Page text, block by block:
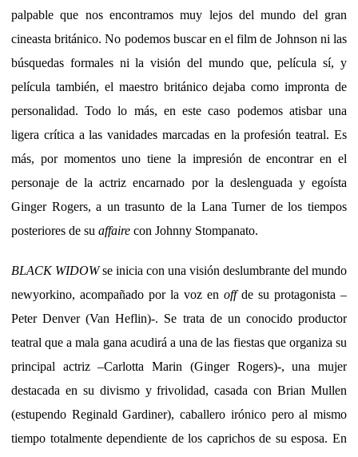
palpable que nos encontramos muy lejos del mundo del gran
cineasta británico. No podemos buscar en el film de Johnson ni las
búsquedas formales ni la visión del mundo que, película sí, y
película también, el maestro británico dejaba como impronta de
personalidad. Todo lo más, en este caso podemos atisbar una
ligera crítica a las vanidades marcadas en la profesión teatral. Es
más, por momentos uno tiene la impresión de encontrar en el
personaje de la actriz encarnado por la deslenguada y egoísta
Ginger Rogers, a un trasunto de la Lana Turner de los tiempos
posteriores de su affaire con Johnny Stompanato.
BLACK WIDOWse inicia con una visión deslumbrante del mundo
newyorkino, acompañado por la voz en offde su protagonista –
Peter Denver (Van Heflin)-. Se trata de un conocido productor
teatral que a mala gana acudirá a una de las fiestas que organiza su
principal actriz –Carlotta Marin (Ginger Rogers)-, una mujer
destacada en su divismo y frivolidad, casada con Brian Mullen
(estupendo Reginald Gardiner), caballero irónico pero al mismo
tiempo totalmente dependiente de los caprichos de su esposa. En